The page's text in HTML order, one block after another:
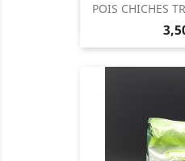
POIS CHICHES